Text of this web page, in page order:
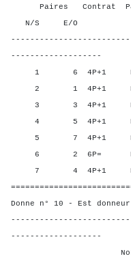
Paires Contrat
N/S E/O
-------------------
1 6 4P+1
2 1 4P+1
3 3 4P+1
4 5 4P+1
5 7 4P+1
6 2 6P=
7 4 4P+1
Donne n° 10 - Est
-------------------
Nord